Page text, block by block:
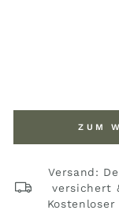
ZUM
Versand:
versichert